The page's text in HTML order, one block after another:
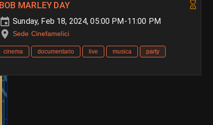
BOB MARLEY DAY
Sunday, Feb 18, 2024, 05:00 PM-11:00 PM
Sede Cinefamelici
cinema documentario live musica party